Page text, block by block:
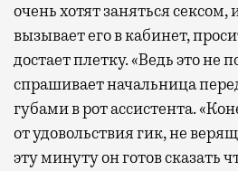
очень хотят заняться сексом,
вызывает его в кабинет,
достает плетку. «Ведь это не
спрашивает начальница
губами в рот ассистента.
от удовольствия гик, не
эту минуту он готов сказать